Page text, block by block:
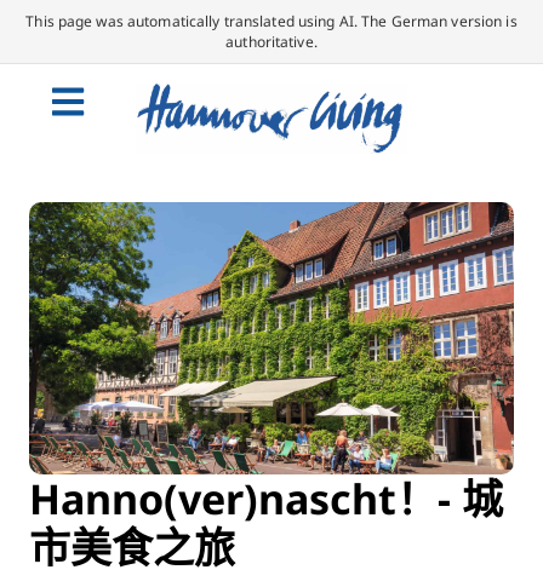
This page was automatically translated using AI. The German version is
authoritative.
Hanno(ver)nascht！- 城
市美食之旅